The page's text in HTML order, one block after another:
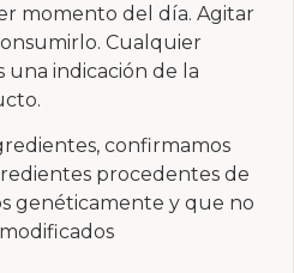
momento del día. Agitar
Cualquier
una indicación de la
confirmamos
procedentes de
genéticamente y que no